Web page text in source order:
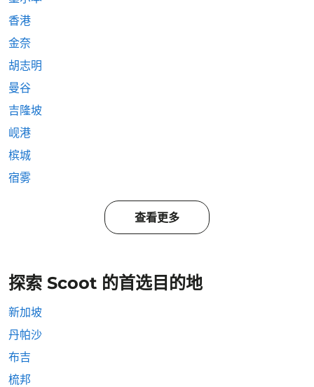
香港
金奈
胡志明
曼谷
吉隆坡
岘港
槟城
宿雾
查看更多
探索 Scoot 的首选目的地
新加坡
丹帕沙
布吉
梳邦